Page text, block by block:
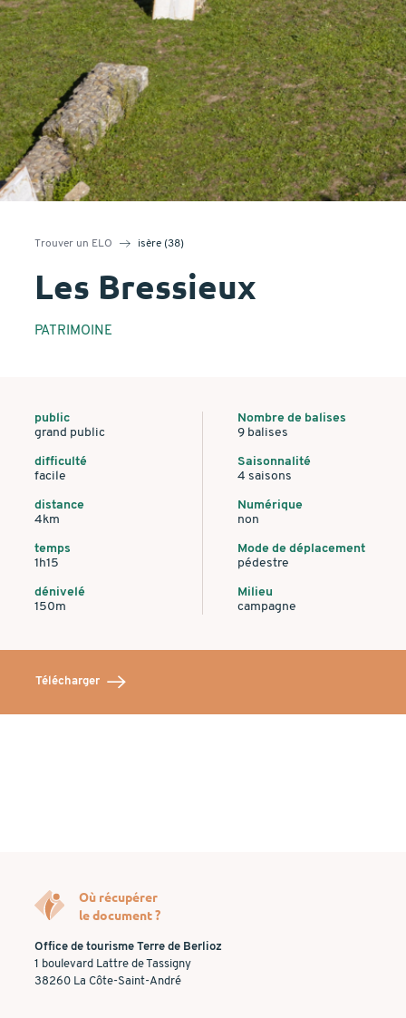
Trouver un ELO isère (38)
Les Bressieux
PATRIMOINE
public
grand public
difficulté
facile
distance
4km
temps
1h15
dénivelé
150m
Nombre de balises
9 balises
Saisonnalité
4 saisons
Numérique
non
Mode de déplacement
pédestre
Milieu
campagne
Télécharger
Où récupérer
le document ?
Office de tourisme Terre de Berlioz
1 boulevard Lattre de Tassigny
38260 La Côte-Saint-André